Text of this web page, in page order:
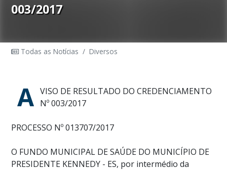
003/2017
Todas as Notícias / Diversos
A VISO DE RESULTADO DO CREDENCIAMENTO
Nº 003/2017
PROCESSO Nº 013707/2017
O FUNDO MUNICIPAL DE SAÚDE DO MUNICÍPIO DE
PRESIDENTE KENNEDY - ES, por intermédio da